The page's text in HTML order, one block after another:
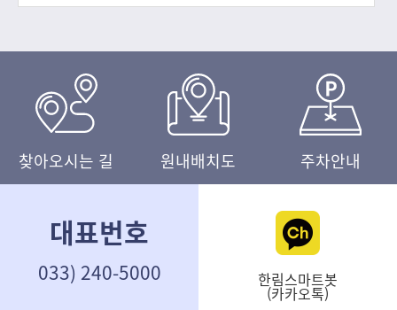
찾아오시는 길 원내배치도 주차안내
대표번호
033) 240-5000
한림스마트봇
(카카오톡)